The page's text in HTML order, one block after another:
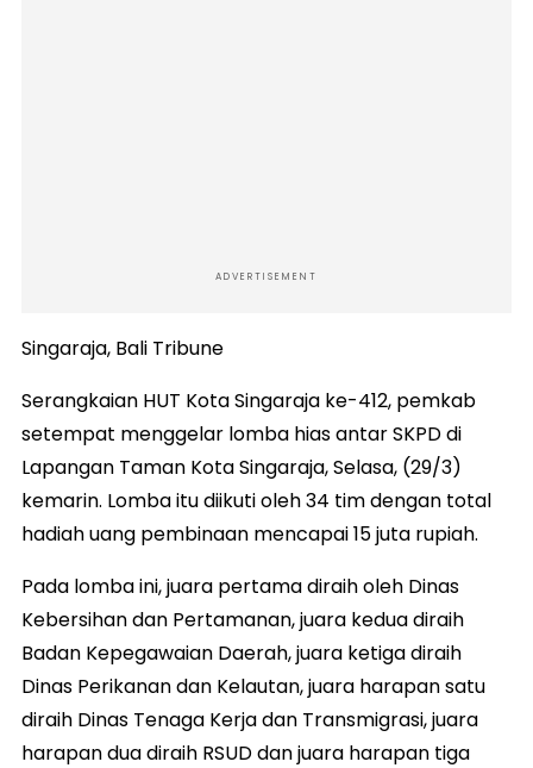
ADVERTISEMENT
Singaraja, Bali Tribune
Serangkaian HUT Kota Singaraja ke-412, pemkab
setempat menggelar lomba hias antar SKPD di
Lapangan Taman Kota Singaraja, Selasa, (29/3)
kemarin. Lomba itu diikuti oleh 34 tim dengan total
hadiah uang pembinaan mencapai 15 juta rupiah.
Pada lomba ini, juara pertama diraih oleh Dinas
Kebersihan dan Pertamanan, juara kedua diraih
Badan Kepegawaian Daerah, juara ketiga diraih
Dinas Perikanan dan Kelautan, juara harapan satu
diraih Dinas Tenaga Kerja dan Transmigrasi, juara
harapan dua diraih RSUD dan juara harapan tiga